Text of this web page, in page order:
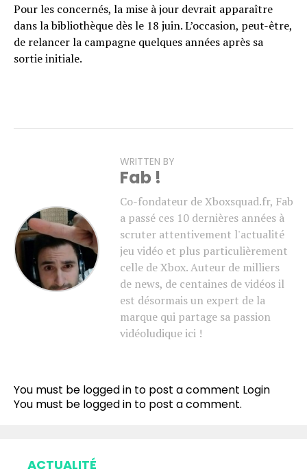
Pour les concernés, la mise à jour devrait apparaître
dans la bibliothèque dès le 18 juin. L’occasion, peut-être,
de relancer la campagne quelques années après sa
sortie initiale.
WRITTEN BY
Fab !
Co-fondateur de Xboxsquad.fr, Fab
a passé ces 10 dernières années à
scruter attentivement l'actualité
jeu vidéo et plus particulièrement
celle de Xbox. Auteur de milliers
de news, de centaines de vidéos il
est désormais un expert de la
marque qui partage sa passion
vidéoludique ici !
You must be logged in to post a comment Login
You must be logged in to post a comment.
ACTUALITÉ